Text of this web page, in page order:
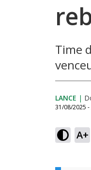
Time
LANCE |
31/08/2025 -
A+